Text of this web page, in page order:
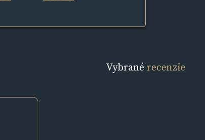
Vybrané recenzie